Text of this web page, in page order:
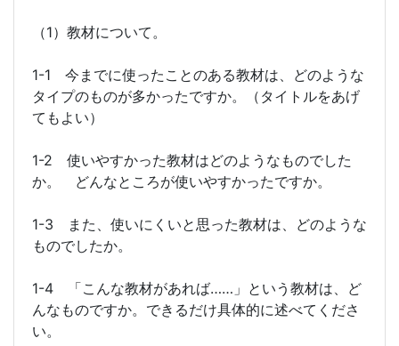
（1）教材について。
1-1 今までに使ったことのある教材は、どのような
タイプのものが多かったですか。（タイトルをあげ
てもよい）
1-2 使いやすかった教材はどのようなものでした
か。 どんなところが使いやすかったですか。
1-3 また、使いにくいと思った教材は、どのような
ものでしたか。
1-4 「こんな教材があれば……」という教材は、ど
んなものですか。できるだけ具体的に述べてくださ
い。